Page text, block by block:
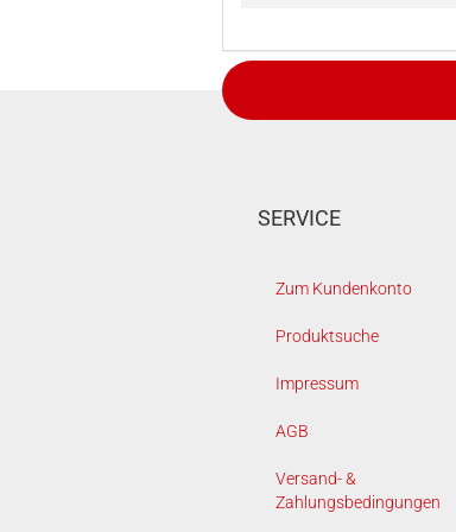
SERVICE
Zum Kundenkonto
Produktsuche
Impressum
AGB
Versand- &
Zahlungsbedingungen